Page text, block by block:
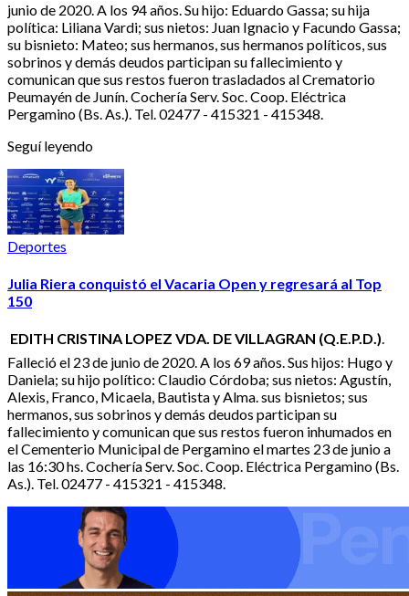
junio de 2020. A los 94 años. Su hijo: Eduardo Gassa; su hija
política: Liliana Vardi; sus nietos: Juan Ignacio y Facundo Gassa;
su bisnieto: Mateo; sus hermanos, sus hermanos políticos, sus
sobrinos y demás deudos participan su fallecimiento y
comunican que sus restos fueron trasladados al Crematorio
Peumayén de Junín. Cochería Serv. Soc. Coop. Eléctrica
Pergamino (Bs. As.). Tel. 02477 - 415321 - 415348.
Seguí leyendo
Deportes
Julia Riera conquistó el Vacaria Open y regresará al Top
150
EDITH CRISTINA LOPEZ VDA. DE VILLAGRAN (Q.E.P.D.).
Falleció el 23 de junio de 2020. A los 69 años. Sus hijos: Hugo y
Daniela; su hijo político: Claudio Córdoba; sus nietos: Agustín,
Alexis, Franco, Micaela, Bautista y Alma. sus bisnietos; sus
hermanos, sus sobrinos y demás deudos participan su
fallecimiento y comunican que sus restos fueron inhumados en
el Cementerio Municipal de Pergamino el martes 23 de junio a
las 16:30 hs. Cochería Serv. Soc. Coop. Eléctrica Pergamino (Bs.
As.). Tel. 02477 - 415321 - 415348.